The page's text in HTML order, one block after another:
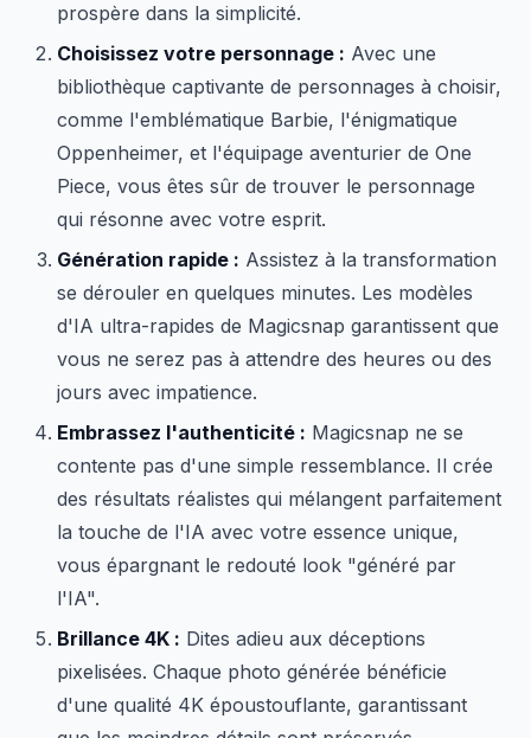
prospère dans la simplicité.
Choisissez votre personnage : Avec une
bibliothèque captivante de personnages à choisir,
comme l'emblématique Barbie, l'énigmatique
Oppenheimer, et l'équipage aventurier de One
Piece, vous êtes sûr de trouver le personnage
qui résonne avec votre esprit.
Génération rapide : Assistez à la transformation
se dérouler en quelques minutes. Les modèles
d'IA ultra-rapides de Magicsnap garantissent que
vous ne serez pas à attendre des heures ou des
jours avec impatience.
Embrassez l'authenticité : Magicsnap ne se
contente pas d'une simple ressemblance. Il crée
des résultats réalistes qui mélangent parfaitement
la touche de l'IA avec votre essence unique,
vous épargnant le redouté look "généré par
l'IA".
Brillance 4K : Dites adieu aux déceptions
pixelisées. Chaque photo générée bénéficie
d'une qualité 4K époustouflante, garantissant